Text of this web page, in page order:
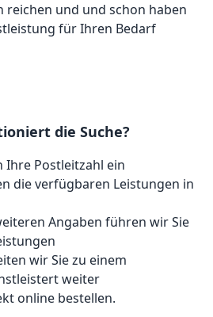
reichen und und schon haben
für Ihren Bedarf
die Suche?
Ihre Postleitzahl ein
die verfügbaren Leistungen in
Angaben führen wir Sie
wir Sie zu einem
weiter
online bestellen.